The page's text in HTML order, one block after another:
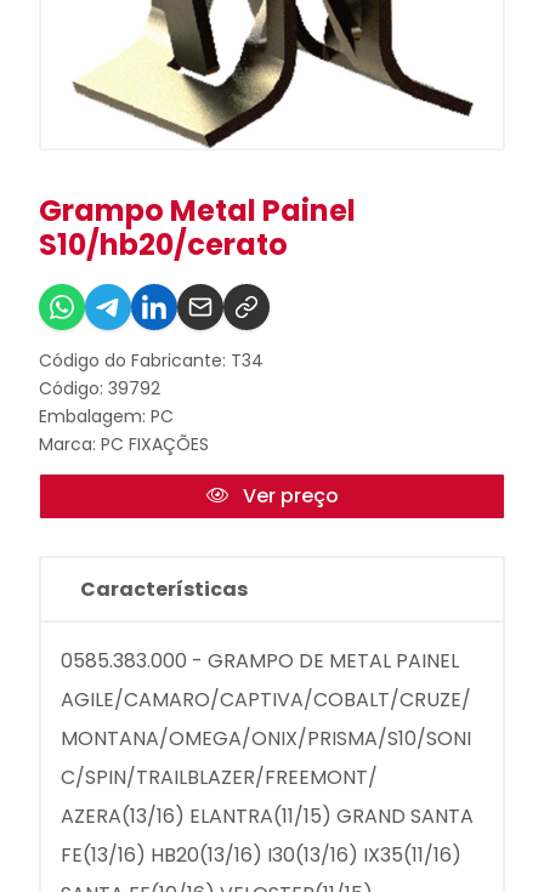
Grampo Metal Painel
S10/hb20/cerato
Código do Fabricante: T34
Código: 39792
Embalagem: PC
Marca: PC FIXAÇÕES
Ver preço
Características
0585.383.000 - GRAMPO DE METAL PAINEL
AGILE/CAMARO/CAPTIVA/COBALT/CRUZE/
MONTANA/OMEGA/ONIX/PRISMA/S10/SONI
C/SPIN/TRAILBLAZER/FREEMONT/
AZERA(13/16) ELANTRA(11/15) GRAND SANTA
FE(13/16) HB20(13/16) I30(13/16) IX35(11/16)